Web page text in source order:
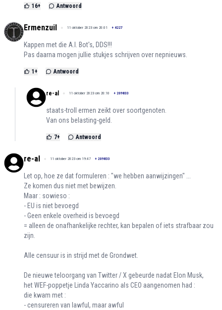
16+ Antwoord
Ermenzuil 11 oktober 2023 om 20:01 + 4227
Kappen met die A.I. Bot's, DDS!!!
Pas daarna mogen jullie stukjes schrijven over nepnieuws.
1 + Antwoord
re-al 11 oktober 2023 om 20:10 + 209833
staats-troll ermen zeikt over soortgenoten.
Van ons belasting-geld.
7+ Antwoord
re-al 11 oktober 2023 om 19:47 + 209833
Let op, hoe ze dat formuleren : "we hebben aanwijzingen" ...
Ze komen dus niet met bewijzen.
Maar : sowieso :
- EU is niet bevoegd
- Geen enkele overheid is bevoegd
= alleen de onafhankelijke rechter, kan bepalen of iets strafbaar zou
zijn.
Alle censuur is in strijd met de Grondwet.
De nieuwe teloorgang van Twitter / X gebeurde nadat Elon Musk,
het WEF-poppetje Linda Yaccarino als CEO aangenomen had :
die kwam met :
- censureren van lawful, maar awful